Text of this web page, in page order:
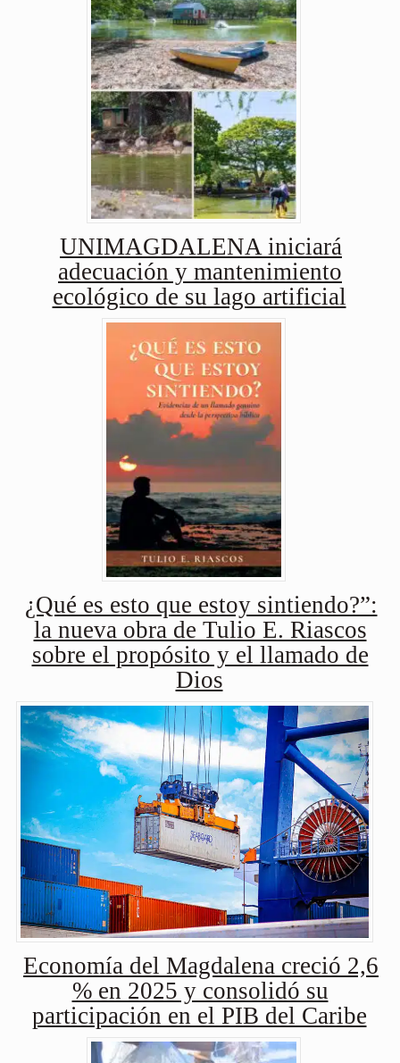
UNIMAGDALENA iniciará
adecuación y mantenimiento
ecológico de su lago artificial
¿Qué es esto que estoy sintiendo?”:
la nueva obra de Tulio E. Riascos
sobre el propósito y el llamado de
Dios
Economía del Magdalena creció 2,6
% en 2025 y consolidó su
participación en el PIB del Caribe